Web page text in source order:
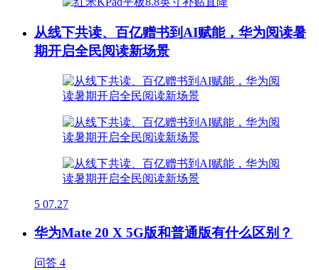
从线下共读、百亿赠书到AI赋能，华为阅读暑
期开启全民阅读新场景
5 07.27
华为Mate 20 X 5G版和普通版有什么区别？
问答 4